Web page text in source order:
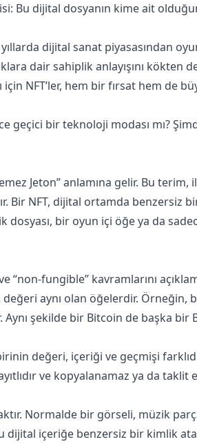
Bu dijital dosyanın kime ait
dijital sanat piyasasından
dair sahiplik anlayışını kökten
NFT’ler, hem bir fırsat hem de
geçici bir teknoloji modası mı?
Jeton” anlamına gelir. Bu terim,
Bir NFT, dijital ortamda benzersiz bir
bir oyun içi öğe ya da
“non-fungible” kavramlarını
aynı olan öğelerdir. Örneğin,
şekilde bir Bitcoin de başka bir
değeri, içeriği ve geçmişi
ve kopyalanamaz ya da taklit
Normalde bir görseli, müzik
dijital içeriğe benzersiz bir kimlik